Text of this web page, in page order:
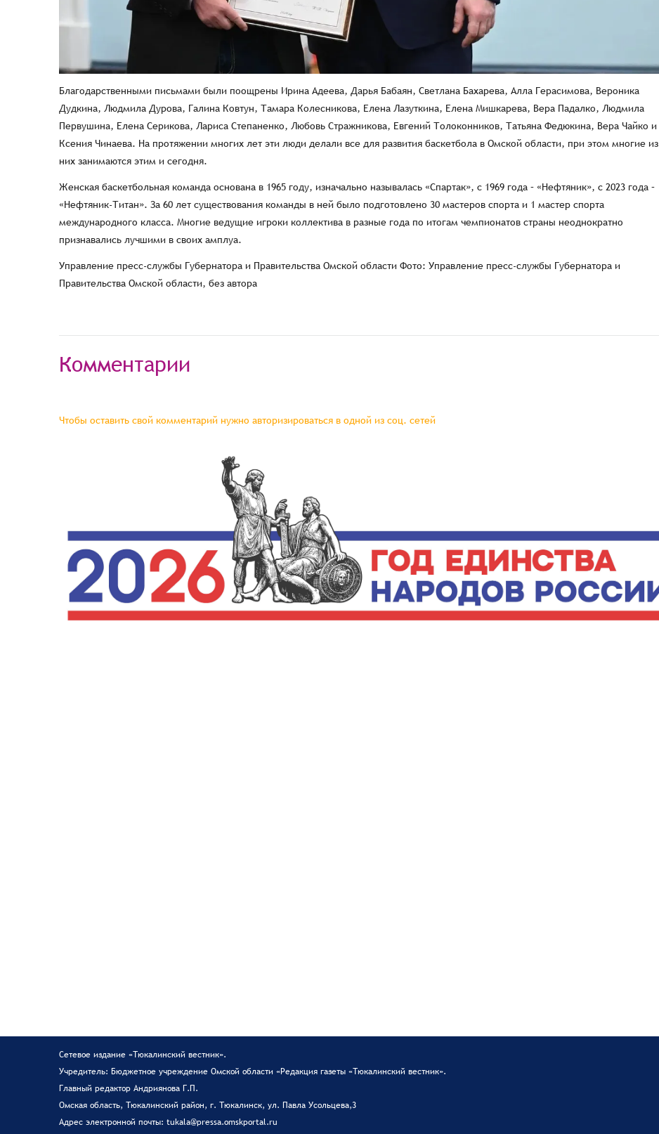
Благодарственными письмами были поощрены Ирина Адеева, Дарья Бабаян, Светлана Бахарева, Алла Герасимова, Вероника
Дудкина, Людмила Дурова, Галина Ковтун, Тамара Колесникова, Елена Лазуткина, Елена Мишкарева, Вера Падалко, Людмила
Первушина, Елена Серикова, Лариса Степаненко, Любовь Стражникова, Евгений Толоконников, Татьяна Федюкина, Вера Чайко и
Ксения Чинаева. На протяжении многих лет эти люди делали все для развития баскетбола в Омской области, при этом многие из
них занимаются этим и сегодня.
Женская баскетбольная команда основана в 1965 году, изначально называлась «Спартак», с 1969 года – «Нефтяник», с 2023 года –
«Нефтяник-Титан». За 60 лет существования команды в ней было подготовлено 30 мастеров спорта и 1 мастер спорта
международного класса. Многие ведущие игроки коллектива в разные года по итогам чемпионатов страны неоднократно
признавались лучшими в своих амплуа.
Управление пресс-службы Губернатора и Правительства Омской области Фото: Управление пресс-службы Губернатора и
Правительства Омской области, без автора
Комментарии
Чтобы оставить свой комментарий нужно авторизироваться в одной из соц. сетей
Сетевое издание «Тюкалинский вестник».
Учредитель: Бюджетное учреждение Омской области «Редакция газеты «Тюкалинский вестник».
Главный редактор Андриянова Г.П.
Омская область, Тюкалинский район, г. Тюкалинск, ул. Павла Усольцева,3
Адрес электронной почты: tukala@pressa.omskportal.ru